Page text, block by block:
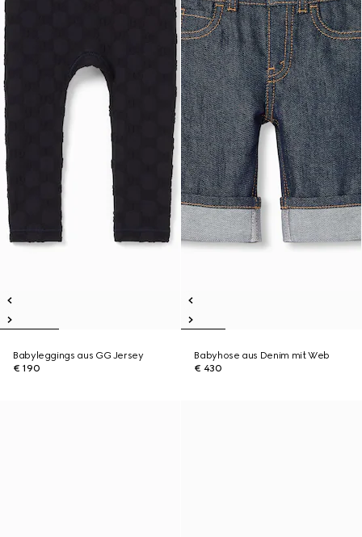
Babyleggings aus GG Jersey
€ 190
Babyhose aus Denim mit Web
€ 430